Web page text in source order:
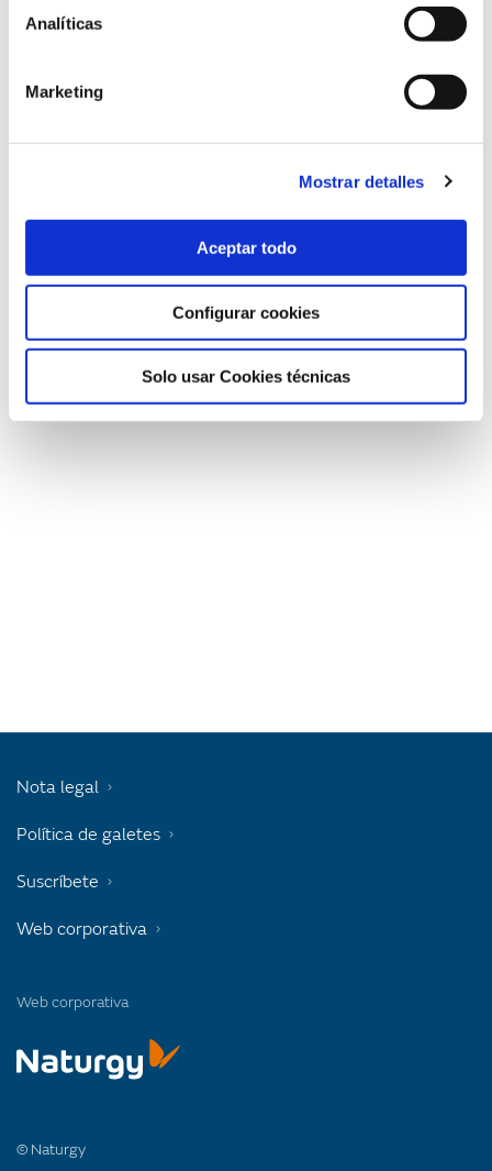
Analíticas
Marketing
Mostrar detalles
Aceptar todo
Configurar cookies
Solo usar Cookies técnicas
Tema
Veure vídeos
Vídeo complet del
Vídeo complet del
webinar amb traducció
Si us plau
Web corporativa
© Naturgy
Nota legal
Política de galetes
Suscríbete
Web corporativa